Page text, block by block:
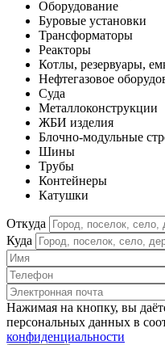
Оборудование
Буровые установки
Трансформаторы
Реакторы
Котлы, резервуары,
Нефтегазовое
Cуда
Металлоконструкции
ЖБИ изделия
Блочно-модульные
Шины
Трубы
Контейнеры
Катушки
Откуда
Куда
Нажимая на кнопку, вы
персональных данных в
конфиденциальности